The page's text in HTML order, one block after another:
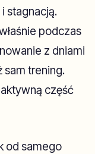
stagnacją.
podczas
z dniami
sam trening.
część
od samego